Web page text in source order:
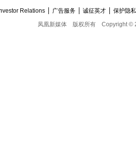
Relations 广告服务 诚征英才
保护隐
凤凰新媒体
版权所有 Copyright ©